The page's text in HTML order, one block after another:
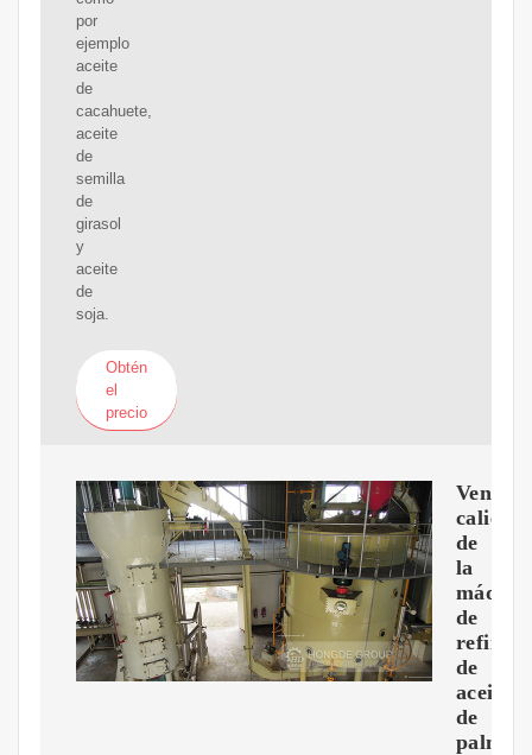
por
ejemplo
aceite
de
cacahuete,
aceite
de
semilla
de
girasol
y
aceite
de
soja.
Obtén
el
precio
Venta
caliente
de
la
de
de
aceite
de
palma